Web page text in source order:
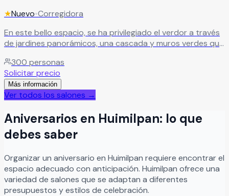
★Nuevo•Corregidora
En este bello espacio, se ha privilegiado el verdor a través
de jardines panorámicos, una cascada y muros verdes que
vanguardista y la versatilidad de sus instalaciones les
permitirán disfrutar de un evento inolvidable. El cambio de
estación hace sentir el paso del tiempo.
300 personas
Solicitar precio
Más información
Ver todos los salones →
Aniversarios en Huimilpan: lo que
debes saber
Organizarun aniversario en Huimilpan requiere encontrar el
espacio adecuado con anticipación. Huimilpan ofrece una
variedad de salones que se adaptan a diferentes
presupuestos y estilos de celebración.